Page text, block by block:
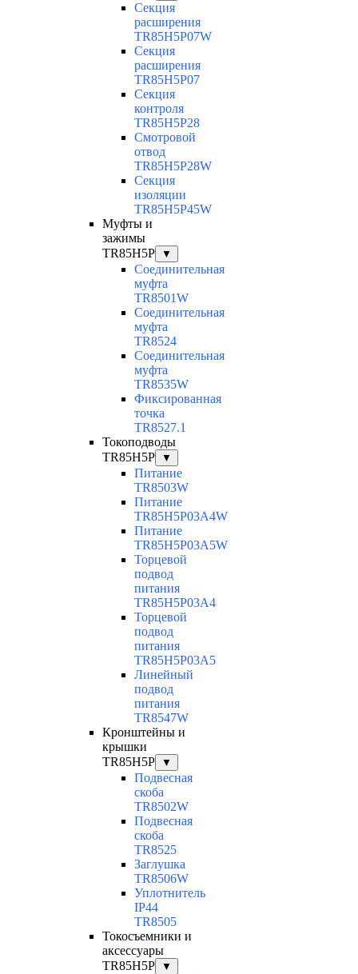
Секция
расширения
TR85H5P07W
Секция
расширения
TR85H5P07
Секция
контроля
TR85H5P28
Смотровой
отвод
TR85H5P28W
Секция
изоляции
TR85H5P45W
Муфты и
зажимы
TR85H5P
▼
Соединительная
муфта
TR8501W
Соединительная
муфта
TR8524
Соединительная
муфта
TR8535W
Фиксированная
точка
TR8527.1
Токоподводы
TR85H5P
▼
Питание
TR8503W
Питание
TR85H5P03A4W
Питание
TR85H5P03A5W
Торцевой
подвод
питания
TR85H5P03A4
Торцевой
подвод
питания
TR85H5P03A5
Линейный
подвод
питания
TR8547W
Кронштейны и
крышки
TR85H5P
▼
Подвесная
скоба
TR8502W
Подвесная
скоба
TR8525
Заглушка
TR8506W
Уплотнитель
IP44
TR8505
Токосъемники и
аксессуары
TR85H5P
▼